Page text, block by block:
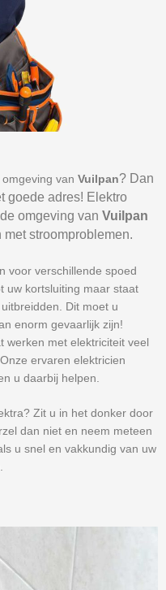
van Vuilpan? Dan
goede adres! Elektro
omgeving van Vuilpan
stroomproblemen.
voor verschillende spoed
uw kortsluiting maar staat
Dit moet u
enorm gevaarlijk zijn!
werken met elektriciteit veel
ervaren elektricien
u daarbij helpen.
Zit u in het donker door
dan niet en neem meteen
u snel en vakkundig van uw